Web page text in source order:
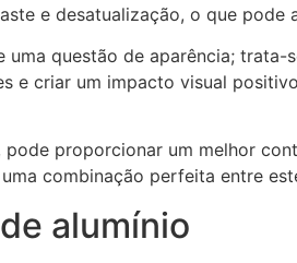
e desatualização, o que
questão de aparência;
e criar um impacto visual
proporcionar um melhor
combinação perfeita entre
alumínio